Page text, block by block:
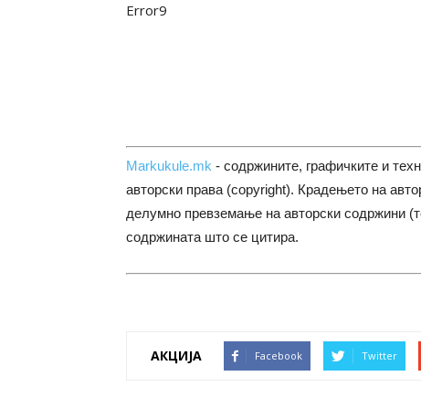
Error9
Markukule.mk - содржините, графичките и
авторски права (copyright). Крадењето на
делумно превземање на авторски содржини
содржината што се цитира.
АКЦИЈА Facebook Twitter